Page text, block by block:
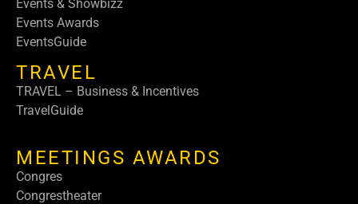
Events & Showbizz
Events Awards
EventsGuide
TRAVEL
TRAVEL – Business & Incentives
TravelGuide
MEETINGS AWARDS
Congres
Congrestheater